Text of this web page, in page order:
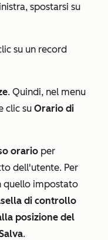
spostarsi su
su un record
. Quindi, nel menu
clic su Orario di
orario per
dell'utente. Per
quello impostato
di controllo
posizione del
.